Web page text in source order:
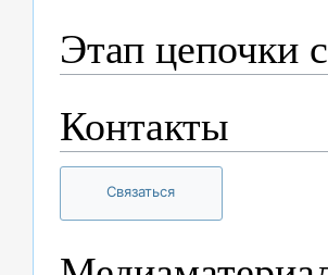
Этап цепочки
Контакты
Связаться